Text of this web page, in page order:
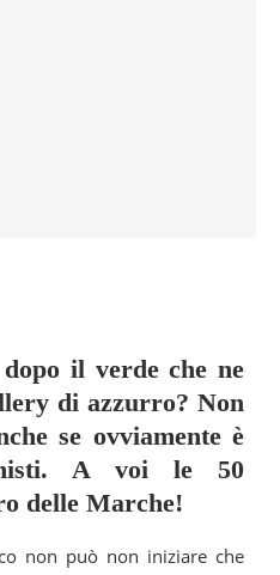
il verde che ne
di azzurro? Non
se ovviamente è
A voi le 50
delle Marche!
non può non iniziare che